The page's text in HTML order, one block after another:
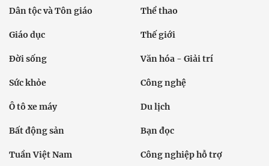
Dân tộc và Tôn giáo Thể thao
Giáo dục Thế giới
Đời sống Văn hóa - Giải trí
Sức khỏe Công nghệ
Ô tô xe máy Du lịch
Bất động sản Bạn đọc
Tuần Việt Nam Công nghiệp hỗ trợ